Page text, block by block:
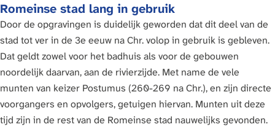
Romeinse stad lang in gebruik
Door de opgravingen is duidelijk geworden dat dit deel van de
stad tot ver in de 3e eeuw na Chr. volop in gebruik is gebleven.
Dat geldt zowel voor het badhuis als voor de gebouwen
noordelijk daarvan, aan de rivierzijde. Met name de vele
munten van keizer Postumus (260-269 na Chr.), en zijn directe
voorgangers en opvolgers, getuigen hiervan. Munten uit deze
tijd zijn in de rest van de Romeinse stad nauwelijks gevonden.